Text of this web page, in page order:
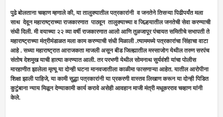
पुढे बोलताना चव्हाण म्हणाले की, या तालुक्यातील पत्रकारांनी व जनतेने तिसऱ्या पिढीपर्यंत मला
साथ देवून महाराष्ट्राच्या राजकारणात पाठवून तालुक्याच्या व जिल्हयातील जनतेची सेवा करण्याची
संधी दिली. मी वयाच्या २२ व्या वर्षी राजकारणात आलो आणि तुळजापूर पंचायत समितीचे सभापती ते
महाराष्ट्राच्या मंत्रीमंडाळत मला काम करण्याची संधी मिळाली .त्याममध्ये पत्रकारांचा सिंहाचा वाटा
आहे . सध्या महाराष्ट्रात आराजकता माजली असून बीड जिल्ह्यातील मस्साजोग येथील तरुण सरपंच
संतोष देशमुख याची हात्या करण्यात आली. तर परभणी येथील सोमनाथ सुर्यवंशी यांचा पोलीस
मारहाणीत झालेला मृत्यू या दोन्ही घटना मानवजातीला काळीमा फासणाऱ्या आहेत. यातील आरोपीना
शिक्षा झाली पाहिजे, या कामी सुद्धा पत्रकारांनी या प्रकरणी वास्तव लिखाण करून या दोन्ही पिडित
कुटुंबाना न्याय मिळून देण्याकामी कार्य करावे असेही आवहान माजी मंत्री मधूकरराव चव्हाण यांनी
केले.